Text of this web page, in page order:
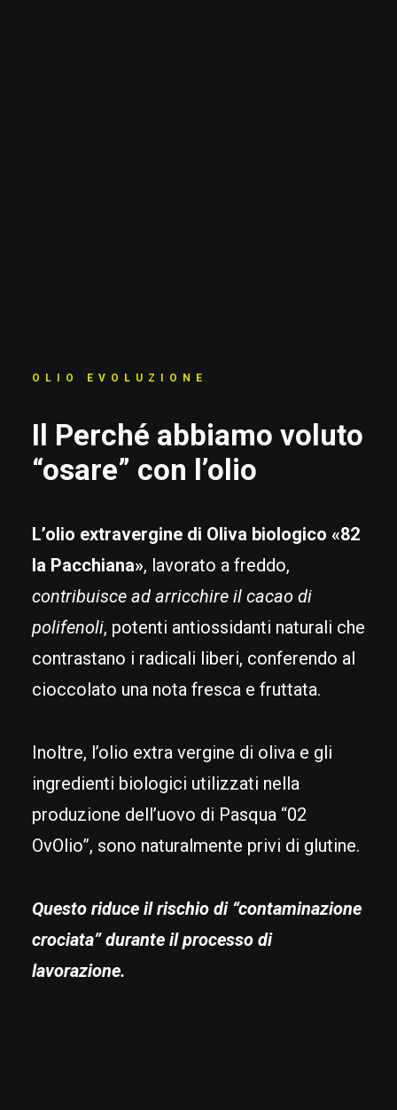
OLIO EVOLUZIONE
Il Perché abbiamo voluto
“osare” con l’olio
L’olio extravergine di Oliva biologico «82
la Pacchiana», lavorato a freddo,
contribuisce ad arricchire il cacao di
polifenoli, potenti antiossidanti naturali che
contrastano i radicali liberi, conferendo al
cioccolato una nota fresca e fruttata.
Inoltre, l’olio extra vergine di oliva e gli
ingredienti biologici utilizzati nella
produzione dell’uovo di Pasqua “02
OvOlio”, sono naturalmente privi di glutine.
Questo riduce il rischio di “contaminazione
crociata” durante il processo di
lavorazione.